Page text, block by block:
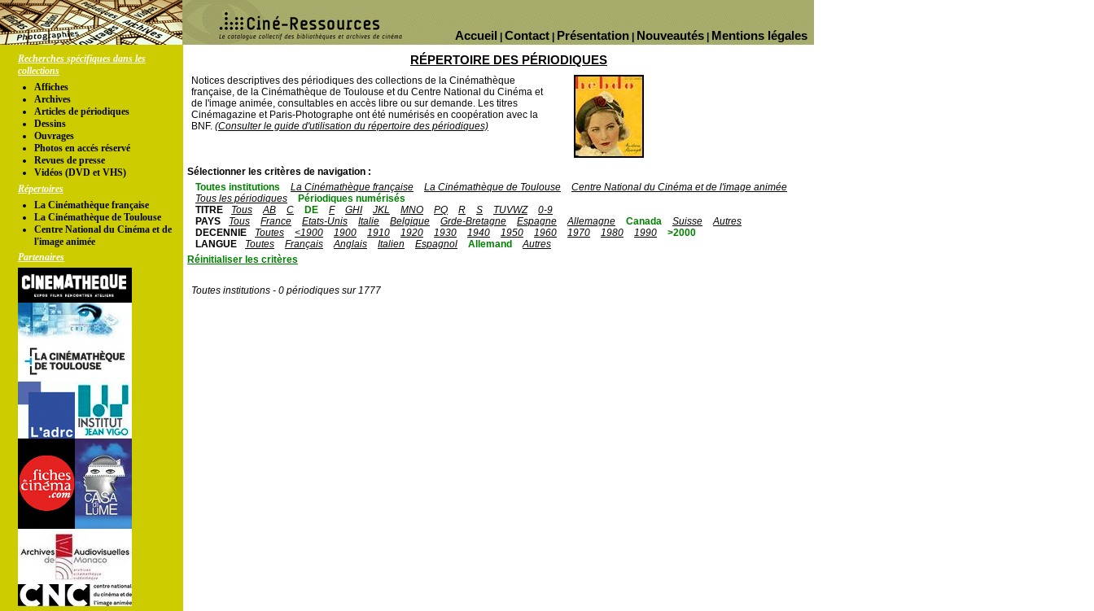
Mentions légales
Nouveautés
Présentation
Contact
Accueil
Recherches spécifiques dans les
collections
Affiches
Archives
Articles de périodiques
Dessins
Ouvrages
Photos en accés réservé
Revues de presse
Vidéos (DVD et VHS)
Répertoires
La Cinémathèque française
La Cinémathèque de Toulouse
Centre National du Cinéma et de
l'image animée
Partenaires
RÉPERTOIRE DES PÉRIODIQUES
Notices descriptives des périodiques des collections de la Cinémathèque
française, de la Cinémathèque de Toulouse et du Centre National du Cinéma et
de l'image animée, consultables en accès libre ou sur demande. Les titres
Cinémagazine et Paris-Photographe ont été numérisés en coopération avec la
BNF. (Consulter le guide d'utilisation du répertoire des périodiques)
Sélectionner les critères de navigation :
Toutes institutions
La Cinémathèque française La Cinémathèque de Toulouse
Centre National du Cinéma et de l'image animée
Tous les périodiques
Périodiques numérisés
TITRE
Tous AB C DE F GHI JKL MNO PQ R S TUVWZ
0-9
PAYS
Tous France Etats-Unis Italie Belgique Grde-Bretagne Espagne Allemagne Canada Suisse
Autres
DECENNIE
Toutes <1900 1900 1910 1920 1930 1940 1950 1960 1970 1980 1990
>2000
LANGUE
Toutes Français Anglais Italien Espagnol Allemand
Autres
Réinitialiser les critères
Toutes institutions - 0 périodiques sur 1777